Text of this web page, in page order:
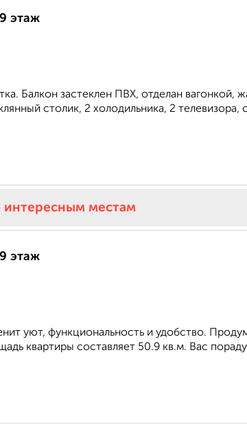
этаж
Балкон застеклен ПВХ, отделан вагонкой,
столик, 2 холодильника, 2 телевизора,
интересным местам
этаж
уют, функциональность и удобство.
квартиры составляет 50.9 кв.м. Вас